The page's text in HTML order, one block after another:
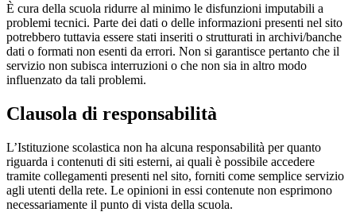
È cura della scuola ridurre al minimo le disfunzioni imputabili a
problemi tecnici. Parte dei dati o delle informazioni presenti nel sito
potrebbero tuttavia essere stati inseriti o strutturati in archivi/banche
dati o formati non esenti da errori. Non si garantisce pertanto che il
servizio non subisca interruzioni o che non sia in altro modo
influenzato da tali problemi.
Clausola di responsabilità
L’Istituzione scolastica non ha alcuna responsabilità per quanto
riguarda i contenuti di siti esterni, ai quali è possibile accedere
tramite collegamenti presenti nel sito, forniti come semplice servizio
agli utenti della rete. Le opinioni in essi contenute non esprimono
necessariamente il punto di vista della scuola.